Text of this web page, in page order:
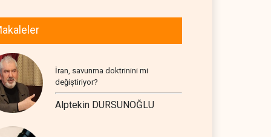
İran, savunma doktrinini mi
değiştiriyor?
Alptekin DURSUNOĞLU